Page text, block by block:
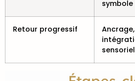
symbole
Retour progressif
Ancrage,